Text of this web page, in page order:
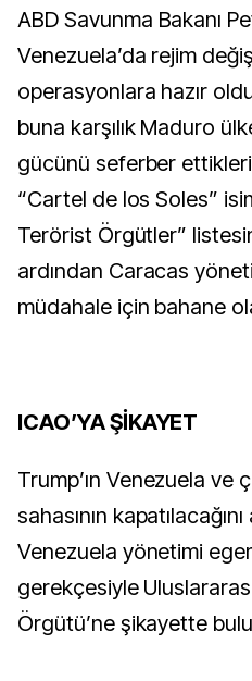
ABD Savunma Bakanı
Venezuela’da rejim
operasyonlara hazır
buna karşılık Maduro
gücünü seferber
“Cartel de los Soles”
Terörist Örgütler”
ardından Caracas
müdahale için bahane
ICAO’YA ŞİKAYET
Trump’ın Venezuela ve
sahasının
Venezuela yönetimi
gerekçesiyle
Örgütü’ne şikayette